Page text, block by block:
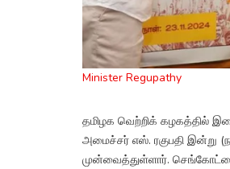
Minister Regupathy
தமிழக வெற்றிக் கழகத்தில்
அமைச்சர் எஸ். ரகுபதி இன்று
முன்வைத்துள்ளார்.